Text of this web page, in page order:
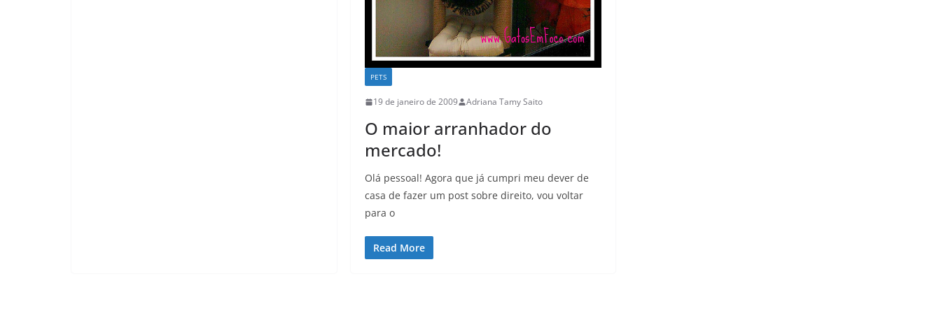
PETS
19 de janeiro de 2009 Adriana Tamy Saito
O maior arranhador do
mercado!
Olá pessoal! Agora que já cumpri meu dever de
casa de fazer um post sobre direito, vou voltar
para o
Read More